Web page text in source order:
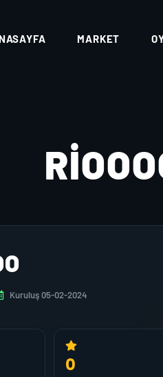
MARKET
Kuruluş 05-02-2024
0